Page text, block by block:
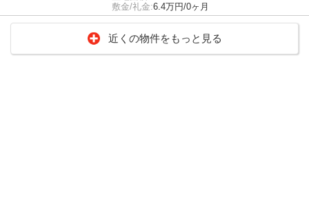
敷金/礼金:6.4万円/0ヶ月
近くの物件をもっと見る